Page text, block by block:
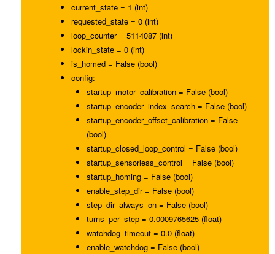
current_state = 1 (int)
requested_state = 0 (int)
loop_counter = 5114087 (int)
lockin_state = 0 (int)
is_homed = False (bool)
config:
startup_motor_calibration = False (bool)
startup_encoder_index_search = False (bool)
startup_encoder_offset_calibration = False
(bool)
startup_closed_loop_control = False (bool)
startup_sensorless_control = False (bool)
startup_homing = False (bool)
enable_step_dir = False (bool)
step_dir_always_on = False (bool)
turns_per_step = 0.0009765625 (float)
watchdog_timeout = 0.0 (float)
enable_watchdog = False (bool)